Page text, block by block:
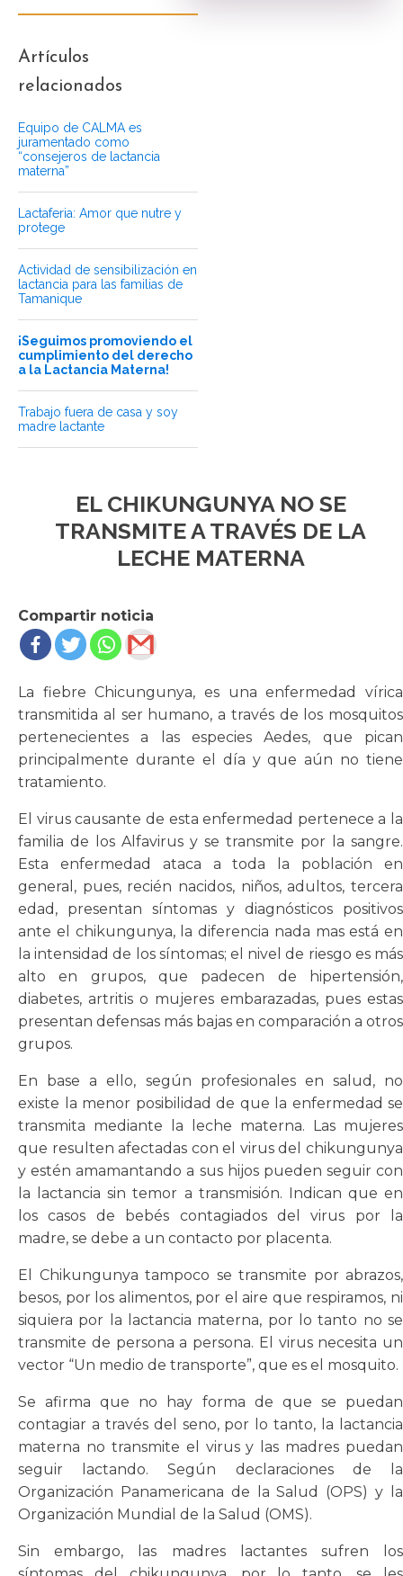
Artículos
relacionados
Equipo de CALMA es
juramentado como
“consejeros de lactancia
materna”
Lactaferia: Amor que nutre y
protege
Actividad de sensibilización en
lactancia para las familias de
Tamanique
¡Seguimos promoviendo el
cumplimiento del derecho
a la Lactancia Materna!
Trabajo fuera de casa y soy
madre lactante
EL CHIKUNGUNYA NO SE
TRANSMITE A TRAVÉS DE LA
LECHE MATERNA
Compartir noticia
La fiebre Chicungunya, es una enfermedad vírica
transmitida al ser humano, a través de los mosquitos
pertenecientes a las especies Aedes, que pican
principalmente durante el día y que aún no tiene
tratamiento.
El virus causante de esta enfermedad pertenece a la
familia de los Alfavirus y se transmite por la sangre.
Esta enfermedad ataca a toda la población en
general, pues, recién nacidos, niños, adultos, tercera
edad, presentan síntomas y diagnósticos positivos
ante el chikungunya, la diferencia nada mas está en
la intensidad de los síntomas; el nivel de riesgo es más
alto en grupos, que padecen de hipertensión,
diabetes, artritis o mujeres embarazadas, pues estas
presentan defensas más bajas en comparación a otros
grupos.
En base a ello, según profesionales en salud, no
existe la menor posibilidad de que la enfermedad se
transmita mediante la leche materna. Las mujeres
que resulten afectadas con el virus del chikungunya
y estén amamantando a sus hijos pueden seguir con
la lactancia sin temor a transmisión. Indican que en
los casos de bebés contagiados del virus por la
madre, se debe a un contacto por placenta.
El Chikungunya tampoco se transmite por abrazos,
besos, por los alimentos, por el aire que respiramos, ni
siquiera por la lactancia materna, por lo tanto no se
transmite de persona a persona. El virus necesita un
vector “Un medio de transporte”, que es el mosquito.
Se afirma que no hay forma de que se puedan
contagiar a través del seno, por lo tanto, la lactancia
materna no transmite el virus y las madres puedan
seguir lactando. Según declaraciones de la
Organización Panamericana de la Salud (OPS) y la
Organización Mundial de la Salud (OMS).
Sin embargo, las madres lactantes sufren los